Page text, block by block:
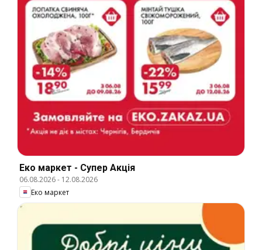
Еко маркет - Супер Акція
06.08.2026- 12.08.2026
Еко маркет